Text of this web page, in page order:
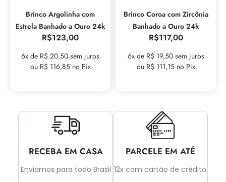
Brinco Argolinha com
Estrela Banhado a Ouro 24k
R$123,00
6x de R$ 20,50 sem juros
ou R$ 116,85 no Pix
Brinco Coroa com Zircônia
Banhado a Ouro 24k
R$117,00
6x de R$ 19,50 sem juros
ou R$ 111,15 no Pix
RECEBA EM CASA
Enviamos para todo Brasil
PARCELE EM ATÉ
12x com cartão de crédito